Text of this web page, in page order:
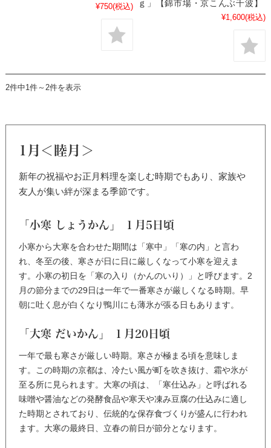
¥750(税込)
ｇ」【錦市場・京こんぶ千波】
¥1,600(税込)
2件中1件～2件を表示
1月＜睦月＞
新年の祝福やお正月料理を楽しむ時期でもあり、家族や
友人が集い絆が深まる季節です。
「小寒 しょうかん」 １月5日頃
小寒から大寒を合わせた期間は「寒中」「寒の内」と言わ
れ、冬至の後、寒さが日に日に厳しくなって小寒を迎えま
す。小寒の初日を「寒の入り（かんのいり）」と呼びます。2
月の節分までの29日は一年で一番寒さが厳しくなる時期。早
朝に吐く息が白くなり鴨川にも薄氷が張る日もあります。
「大寒 だいかん」 １月20日頃
一年で最も寒さが厳しい時期。寒さが極まる頃を意味しま
す。この時期の京都は、冷たい風が町を吹き抜け、霜や氷が
至る所に見られます。大寒の頃は、「寒仕込み」と呼ばれる
味噌や醤油などの発酵食品や寒天や凍み豆腐の仕込みに適し
た時期とされており、伝統的な保存食づくりが盛んに行われ
ます。大寒の最終日、立春の前日が節分となります。